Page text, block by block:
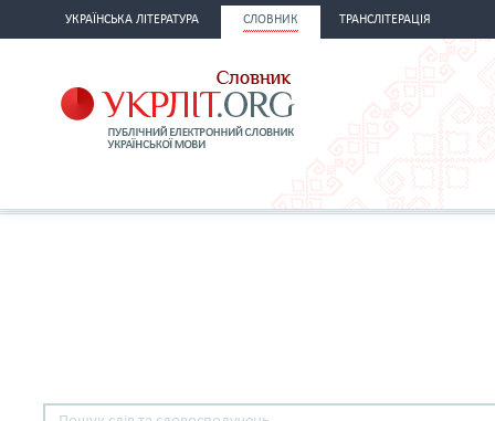
УКРАЇНСЬКА ЛІТЕРАТУРА СЛОВНИК ТРАНСЛІТЕРАЦІЯ